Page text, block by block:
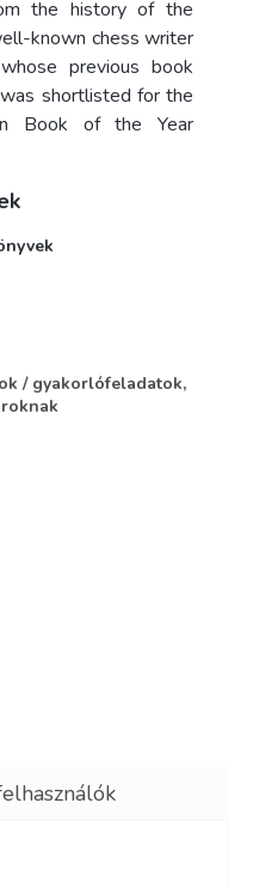
the history of the
known chess writer
previous book
shortlisted for the
Book of the Year
/ gyakorlófeladatok,